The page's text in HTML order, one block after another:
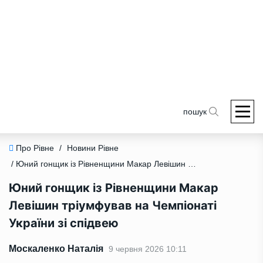
пошук
Про Рівне /
Новини Рівне
/ Юний гонщик із Рівненщини Макар Левішин тріумфував на Чемпіонаті України зі спідвею
Юний гонщик із Рівненщини Макар
Левішин тріумфував на Чемпіонаті
України зі спідвею
Москаленко Наталія 9 червня 2026 10:11